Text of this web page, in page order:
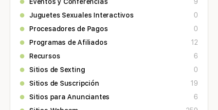
Eventos y Conferencias
9
Juguetes Sexuales Interactivos
0
Procesadores de Pagos
0
Programas de Afiliados
12
Recursos
6
Sitios de Sexting
0
Sitios de Suscripción
19
Sitios para Anunciantes
6